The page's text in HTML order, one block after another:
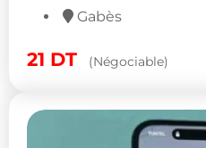
Gabès
21 DT (Négociable)